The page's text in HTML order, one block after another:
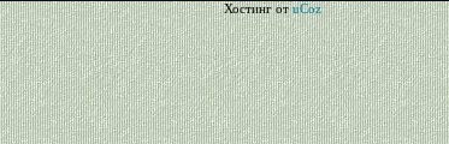
Хостинг отuCoz